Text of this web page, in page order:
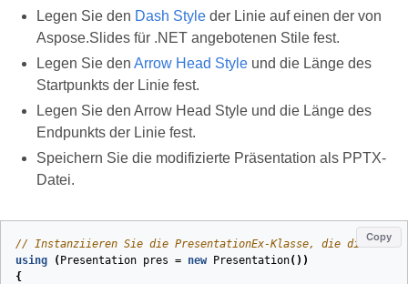
Legen Sie den Dash Style der Linie auf einen der von
Aspose.Slides für .NET angebotenen Stile fest.
Legen Sie den Arrow Head Style und die Länge des
Startpunkts der Linie fest.
Legen Sie den Arrow Head Style und die Länge des
Endpunkts der Linie fest.
Speichern Sie die modifizierte Präsentation als PPTX-
Datei.
Copy
// Instanziieren Sie die PresentationEx-Klasse, die die
using
( Presentation pres = new Presentation())
{